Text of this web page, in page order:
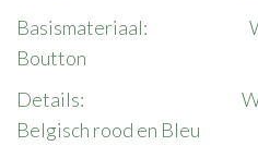
Basismateriaal:
Boutton
Details:
Belgisch rood en Bleu